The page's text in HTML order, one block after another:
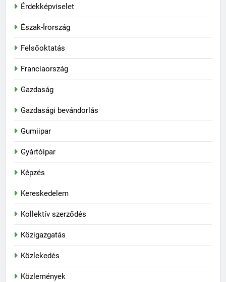
Érdekképviselet
Észak-Írország
Felsőoktatás
Franciaország
Gazdaság
Gazdasági bevándorlás
Gumiipar
Gyártóipar
Képzés
Kereskedelem
Kollektív szerződés
Közigazgatás
Közlekedés
Közlemények